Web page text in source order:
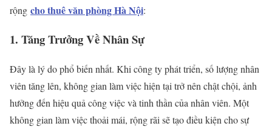
rộng cho thuê văn phòng Hà Nội:
1. Tăng Trưởng Về Nhân Sự
Đây là lý do phổ biến nhất. Khi công ty phát triển, số lượng nhân
viên tăng lên, không gian làm việc hiện tại trở nên chật chội, ảnh
hưởng đến hiệu quả công việc và tinh thần của nhân viên. Một
không gian làm việc thoải mái, rộng rãi sẽ tạo điều kiện cho sự